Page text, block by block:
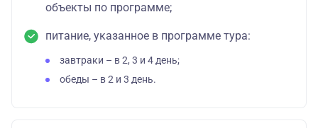
объекты по программе;
питание, указанное в программе тура:
завтраки – в 2, 3 и 4 день;
обеды – в 2 и 3 день.